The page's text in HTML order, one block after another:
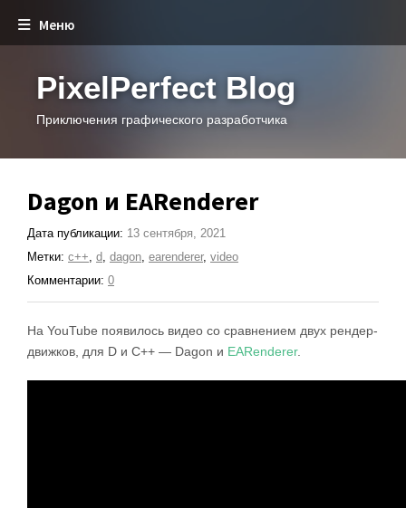
Меню
PixelPerfect Blog
Приключения графического разработчика
Dagon и EARenderer
Дата публикации: 13 сентября, 2021
Метки: c++, d, dagon, earenderer, video
Комментарии: 0
На YouTube появилось видео со сравнением двух рендер-
движков, для D и C++ — Dagon и EARenderer.